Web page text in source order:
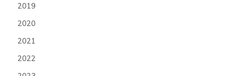
2019
2020
2021
2022